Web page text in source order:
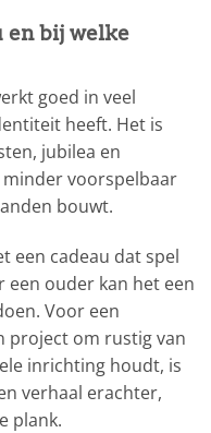
en bij welke
goed in veel
heeft. Het is
jubilea en
minder voorspelbaar
bouwt.
een cadeau dat spel
ouder kan het een
Voor een
project om rustig van
inrichting houdt, is
verhaal erachter,
plank.